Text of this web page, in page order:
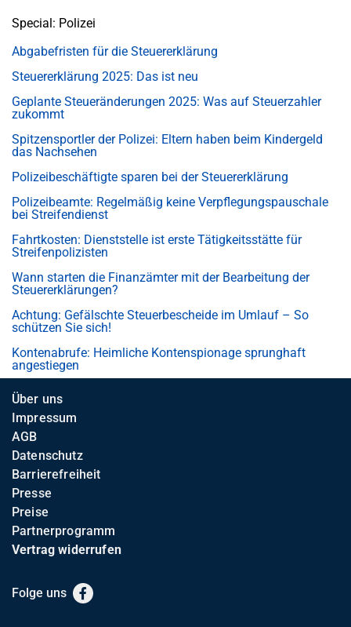
Special: Polizei
Abgabefristen für die Steuererklärung
Steuererklärung 2025: Das ist neu
Geplante Steueränderungen 2025: Was auf Steuerzahler
zukommt
Spitzensportler der Polizei: Eltern haben beim Kindergeld
das Nachsehen
Polizeibeschäftigte sparen bei der Steuererklärung
Polizeibeamte: Regelmäßig keine Verpflegungspauschale
bei Streifendienst
Fahrtkosten: Dienststelle ist erste Tätigkeitsstätte für
Streifenpolizisten
Wann starten die Finanzämter mit der Bearbeitung der
Steuererklärungen?
Achtung: Gefälschte Steuerbescheide im Umlauf – So
schützen Sie sich!
Kontenabrufe: Heimliche Kontenspionage sprunghaft
angestiegen
Über uns
Impressum
AGB
Datenschutz
Barrierefreiheit
Presse
Preise
Partnerprogramm
Vertrag widerrufen
Folge uns Facebook